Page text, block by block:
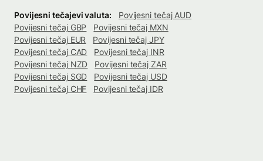
Povijesni tečajevi valuta:
Povijesni tečaj AUD
Povijesni tečaj GBP
Povijesni tečaj MXN
Povijesni tečaj EUR
Povijesni tečaj JPY
Povijesni tečaj CAD
Povijesni tečaj INR
Povijesni tečaj NZD
Povijesni tečaj ZAR
Povijesni tečaj SGD
Povijesni tečaj USD
Povijesni tečaj CHF
Povijesni tečaj IDR